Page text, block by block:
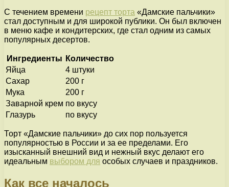
С течением времени рецепт торта «Дамские пальчики»
стал доступным и для широкой публики. Он был включен
в меню кафе и кондитерских, где стал одним из самых
популярных десертов.
Ингредиенты Количество
Яйца
4 штуки
Сахар
200 г
Мука
200 г
Заварной крем по вкусу
Глазурь
по вкусу
Торт «Дамские пальчики» до сих пор пользуется
популярностью в России и за ее пределами. Его
изысканный внешний вид и нежный вкус делают его
идеальным выбором для особых случаев и праздников.
Как все началось